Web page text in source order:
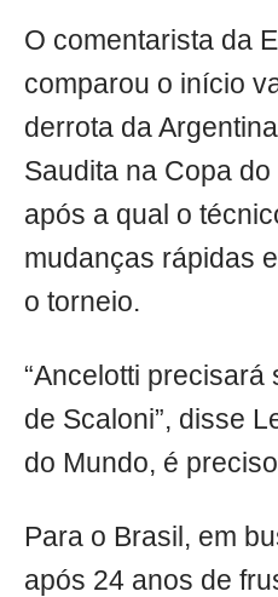
O comentarista da
comparou o início
derrota da
Saudita na Copa
após a qual o
mudanças rápidas
o torneio.
“Ancelotti precisará
de Scaloni”, disse
do Mundo, é
Para o Brasil, em
após 24 anos de